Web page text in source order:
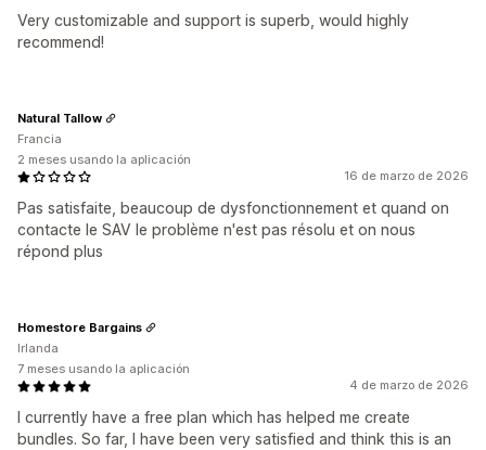
Very customizable and support is superb, would highly
recommend!
16 de marzo de 2026
Pas satisfaite, beaucoup de dysfonctionnement et quand on
contacte le SAV le problème n'est pas résolu et on nous
répond plus
Natural Tallow
Francia
2 meses usando la aplicación
4 de marzo de 2026
I currently have a free plan which has helped me create
bundles. So far, I have been very satisfied and think this is an
Homestore Bargains
Irlanda
7 meses usando la aplicación